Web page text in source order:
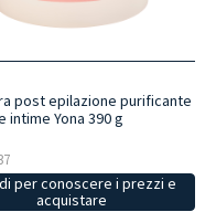
post epilazione purificante
intime Yona 390 g
per conoscere i prezzi e
acquistare